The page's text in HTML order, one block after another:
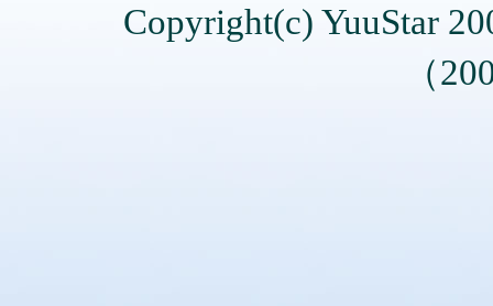
Copyright(c) YuuStar
（